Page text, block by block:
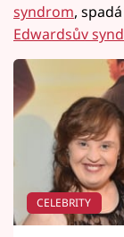
syndrom,
Edwardsův
CELEBRITY